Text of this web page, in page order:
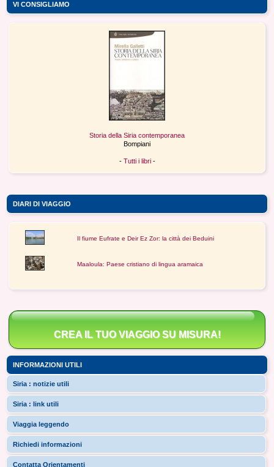
VI CONSIGLIAMO
Storia della Siria contemporanea
Bompiani
- Tutti i libri-
DIARI DI VIAGGIO
Il fiume Eufrate e Deir Ez Zor: la città dei Beduini
Maaloula: Paese cristiano di lingua aramaica
CREA IL TUO VIAGGIO SU MISURA!
INFORMAZIONI UTILI
Siria : notizie utili
Siria : link utili
Viaggia leggendo
Richiedi informazioni
Contatta Orientamenti